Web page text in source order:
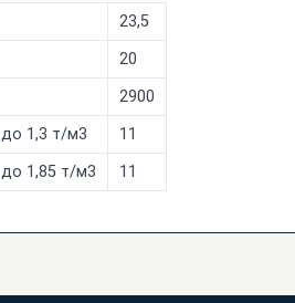
23,5
20
2900
1,3 т/м3
11
1,85 т/м3
11